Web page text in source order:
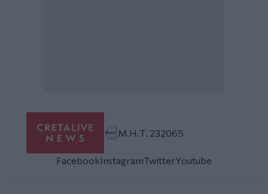
Μ.Η.Τ. 232065
FacebookInstagramTwitterYoutube